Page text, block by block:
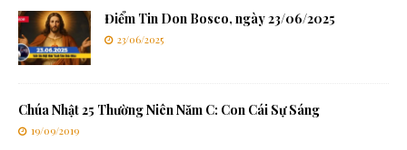
Điểm Tin Don Bosco, ngày 23/06/2025
23/06/2025
Chúa Nhật 25 Thường Niên Năm C: Con Cái Sự Sáng
19/09/2019